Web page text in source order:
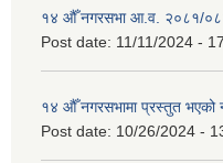
१४ औँ नगरसभा आ.व. २०८१/
Post date: 11/11/2024 -
१४ औँ नगरसभामा प्रस्तुत भएको
Post date: 10/26/2024 -